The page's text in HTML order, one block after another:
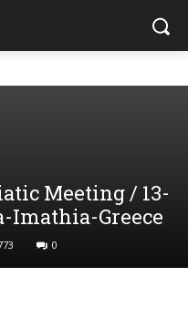
Meeting / 13-
Imathia-Greece
0